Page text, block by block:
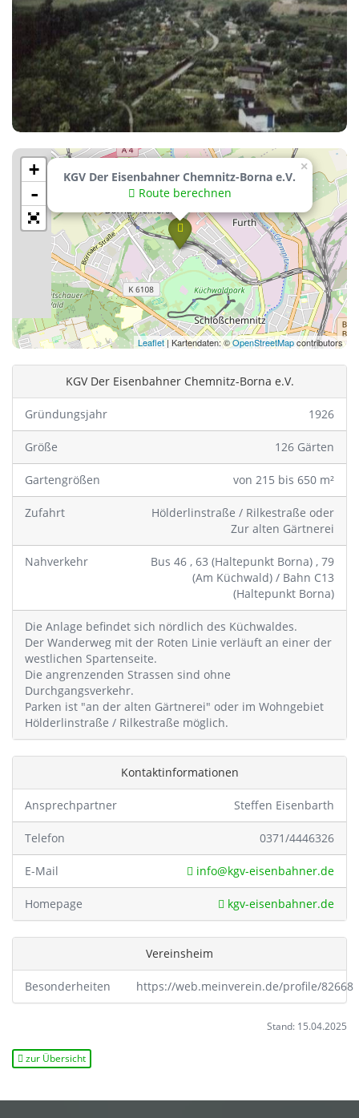
×
KGV Der Eisenbahner Chemnitz-Borna e.V.
Route berechnen
+
-
Leaflet| Kartendaten: ©OpenStreetMapcontributors
KGV Der Eisenbahner Chemnitz-Borna e.V.
Gründungsjahr 1926
Größe 126 Gärten
Gartengrößen von 215 bis 650 m²
Zufahrt
Hölderlinstraße / Rilkestraße oder
Zur alten Gärtnerei
Nahverkehr
Bus 46 , 63 (Haltepunkt Borna) , 79
(Am Küchwald) / Bahn C13
(Haltepunkt Borna)
Die Anlage befindet sich nördlich des Küchwaldes.
Der Wanderweg mit der Roten Linie verläuft an einer der
westlichen Spartenseite.
Die angrenzenden Strassen sind ohne
Durchgangsverkehr.
Parken ist "an der alten Gärtnerei" oder im Wohngebiet
Hölderlinstraße / Rilkestraße möglich.
Kontaktinformationen
Ansprechpartner Steffen Eisenbarth
Telefon 0371/4446326
E-Mail info@kgv-eisenbahner.de
Homepage kgv-eisenbahner.de
Vereinsheim
Besonderheiten https://web.meinverein.de/profile/82668
Stand: 15.04.2025
zur Übersicht